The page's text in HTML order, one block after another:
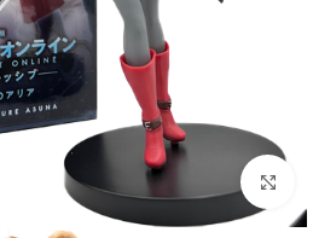
بزرگنمایی تصویر